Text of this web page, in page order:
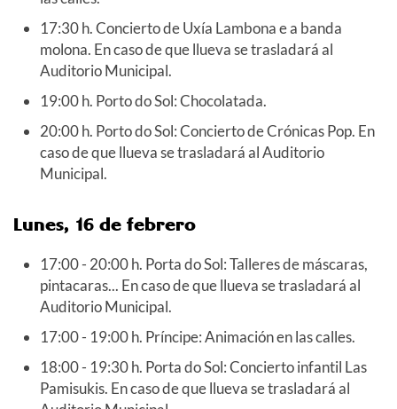
17:30 h. Concierto de Uxía Lambona e a banda
molona. En caso de que llueva se trasladará al
Auditorio Municipal.
19:00 h. Porto do Sol: Chocolatada.
20:00 h. Porto do Sol: Concierto de Crónicas Pop. En
caso de que llueva se trasladará al Auditorio
Municipal.
Lunes, 16 de febrero
17:00 - 20:00 h. Porta do Sol: Talleres de máscaras,
pintacaras... En caso de que llueva se trasladará al
Auditorio Municipal.
17:00 - 19:00 h. Príncipe: Animación en las calles.
18:00 - 19:30 h. Porta do Sol: Concierto infantil Las
Pamisukis. En caso de que llueva se trasladará al